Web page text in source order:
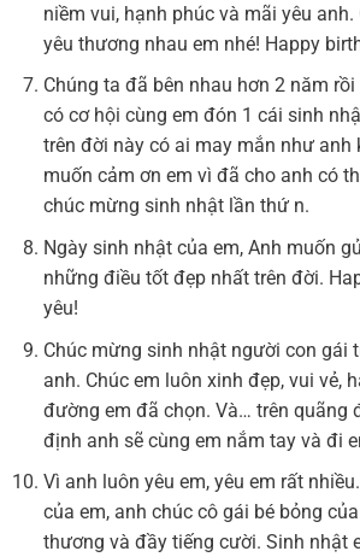
niềm vui, hạnh phúc và mãi yêu anh.
yêu thương nhau em nhé! Happy
Chúng ta đã bên nhau hơn 2 năm
có cơ hội cùng em đón 1 cái sinh
trên đời này có ai may mắn như anh
muốn cảm ơn em vì đã cho anh có
chúc mừng sinh nhật lần thứ n.
Ngày sinh nhật của em, Anh muốn
những điều tốt đẹp nhất trên đời.
yêu!
Chúc mừng sinh nhật người con gái
anh. Chúc em luôn xinh đẹp, vui vẻ,
đường em đã chọn. Và… trên quãng
định anh sẽ cùng em nắm tay và đi
Vì anh luôn yêu em, yêu em rất
của em, anh chúc cô gái bé bỏng
thương và đầy tiếng cười. Sinh nhật